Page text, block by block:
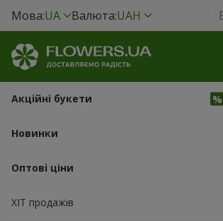
Мова:UA Валюта:UAH
Акційні букети
Новинки
Оптові ціни
ХІТ продажів